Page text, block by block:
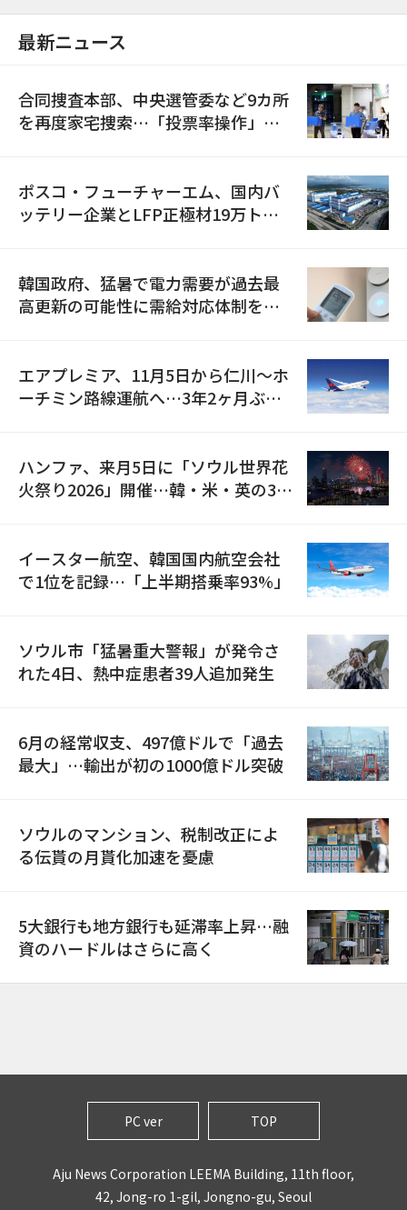
最新ニュース
合同捜査本部、中央選管委など9カ所
を再度家宅捜索…「投票率操作」の
ポスコ・フューチャーエム、国内バ
ッテリー企業とLFP正極材19万トン
韓国政府、猛暑で電力需要が過去最
高更新の可能性に需給対応体制を点
エアプレミア、11月5日から仁川〜ホ
ーチミン路線運航へ…3年2ヶ月ぶり
ハンファ、来月5日に「ソウル世界花
火祭り2026」開催…韓・米・英の3カ
イースター航空、韓国国内航空会社
で1位を記録…「上半期搭乗率93%」
ソウル市「猛暑重大警報」が発令さ
れた4日、熱中症患者39人追加発生
6月の経常収支、497億ドルで「過去
最大」…輸出が初の1000億ドル突破
ソウルのマンション、税制改正によ
る伝貰の月貰化加速を憂慮
5大銀行も地方銀行も延滞率上昇…融
資のハードルはさらに高く
PC ver TOP
Aju News Corporation LEEMA Building, 11th floor,
42, Jong-ro 1-gil, Jongno-gu, Seoul